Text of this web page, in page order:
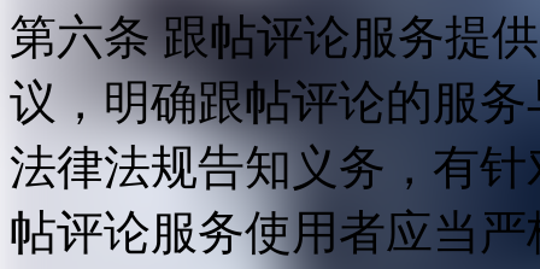
第六条 跟帖评论服务提
议，明确跟帖评论的服
法律法规告知义务，有
帖评论服务使用者应当